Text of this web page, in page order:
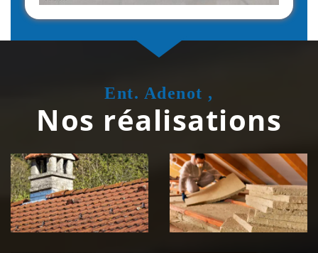
Ent. Adenot ,
Nos réalisations
Couvreur
zingueur 39
Jura
Isolation de
toiture 39
Jura